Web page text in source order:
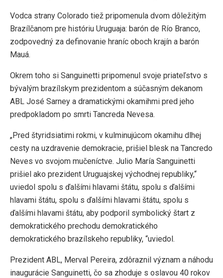
Vodca strany Colorado tiež pripomenula dvom dôležitým
Brazílčanom pre históriu Uruguaja: barón de Río Branco,
zodpovedný za definovanie hraníc oboch krajín a barón
Mauá.
Okrem toho si Sanguinetti pripomenul svoje priateľstvo s
bývalým brazílskym prezidentom a súčasným dekanom
ABL José Sarney a dramatickými okamihmi pred jeho
predpokladom po smrti Tancreda Nevesa.
„Pred štyridsiatimi rokmi, v kulminujúcom okamihu dlhej
cesty na uzdravenie demokracie, prišiel blesk na Tancredo
Neves vo svojom mučeníctve. Julio María Sanguinetti
prišiel ako prezident Uruguajskej východnej republiky,“
uviedol spolu s ďalšími hlavami štátu, spolu s ďalšími
hlavami štátu, spolu s ďalšími hlavami štátu, spolu s
ďalšími hlavami štátu, aby podporil symbolický štart z
demokratického prechodu demokratického
demokratického brazílskeho republiky, “uviedol.
Prezident ABL, Merval Pereira, zdôraznil význam a náhodu
inaugurácie Sanguinetti, čo sa zhoduje s oslavou 40 rokov